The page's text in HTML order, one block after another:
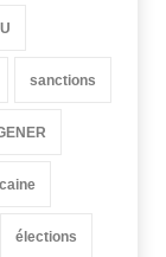
sanctions
élections